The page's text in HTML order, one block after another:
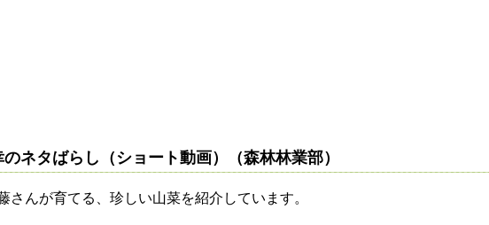
ネタばらし（ショート動画）（森林林業部）
んが育てる、珍しい山菜を紹介しています。